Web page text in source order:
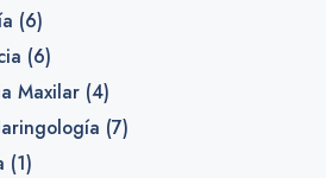
(6)
(6)
Maxilar(4)
(7)
(1)